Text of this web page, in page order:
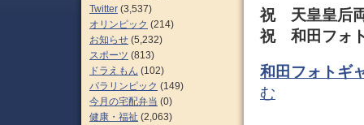
祝 天皇皇后
祝 和田フォ
和田フォトギ
む
Twitter (3,537)
オリンピック (214)
お知らせ (5,232)
スポーツ (813)
ドラえもん (102)
パラリンピック (149)
今月の宅配弁当 (0)
健康・福祉 (2,063)